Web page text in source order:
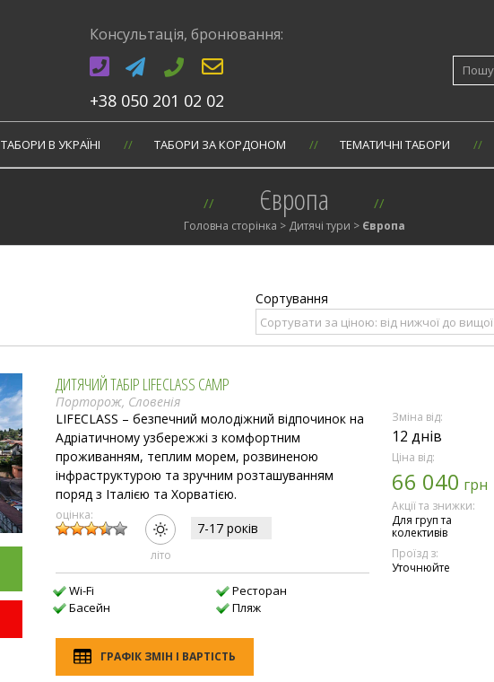
Консультація, бронювання:
+38 050 201 02 02
Шукати:
ТАБОРИ В УКРАЇНI ТАБОРИ ЗА КОРДОНОМ ТЕМАТИЧНІ ТАБОРИ
Європа
Головна сторінка > Дитячі тури > Європа
ДИТЯЧИЙ ТАБІР LIFECLASS CAMP
Порторож, Словенія
LIFECLASS – безпечний молодіжний відпочинок на
Адріатичному узбережжі з комфортним
проживанням, теплим морем, розвиненою
інфраструктурою та зручним розташуванням
поряд з Італією та Хорватією.
оцінка:
лiто
7-17 рокiв
Wi-Fi
Басейн
Ресторан
Пляж
ГРАФІК ЗМІН І ВАРТІСТЬ
Зміна від:
12 днів
Ціна від:
66 040 грн
Акції та знижки:
Для груп та
колективів
Проїзд з:
Уточнюйте